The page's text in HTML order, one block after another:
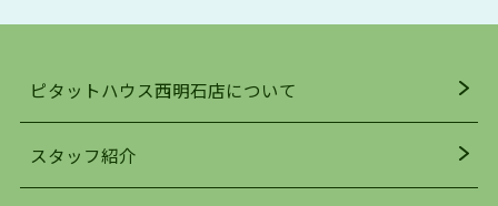
明石駅・西明石駅を中心に、明石市・神戸市西区
でお部屋探している方は、ぜひ当ＨＰにて物件を
お探しになってください。弊社は、スタッフの平
ピタットハウス西明石店について
スタッフ紹介